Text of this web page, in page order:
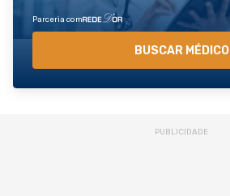
Parceria com
BUSCAR MÉDICO